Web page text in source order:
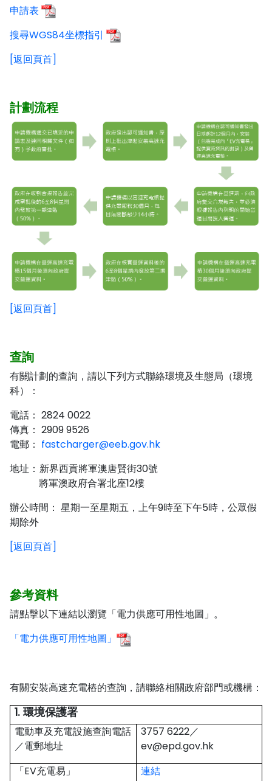
申請表
搜尋WGS84坐標指引
[返回頁首]
計劃流程
[返回頁首]
查詢
有關計劃的查詢，請以下列方式聯絡環境及生態局（環境
科）：
電話： 2824 0022
傳真： 2909 9526
電郵： fastcharger@eeb.gov.hk
地址 ： 新界西貢將軍澳唐賢街30號
將軍澳政府合署北座12樓
辦公時間： 星期一至星期五，上午9時至下午5時，公眾假
期除外
[返回頁首]
參考資料
請點擊以下連結以瀏覽「電力供應可用性地圖」。
「電力供應可用性地圖」
有關安裝高速充電樁的查詢，請聯絡相關政府部門或機構：
1. 環境保護署
電動車及充電設施查詢電話
／電郵地址
3757 6222／
ev@epd.gov.hk
「EV充電易」
連結